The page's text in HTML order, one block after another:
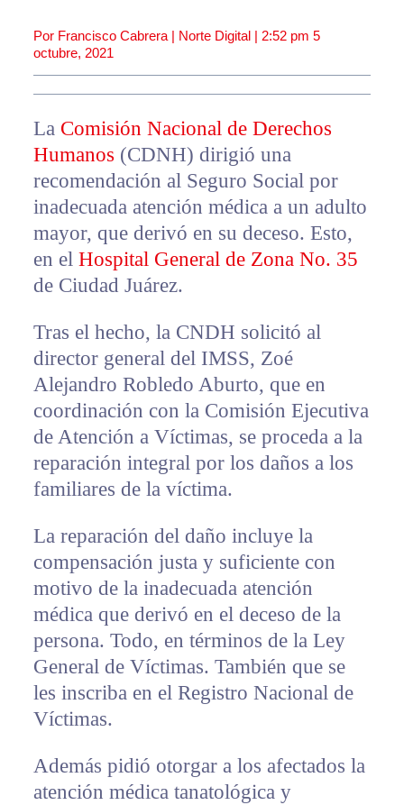
Por Francisco Cabrera | Norte Digital | 2:52 pm 5
octubre, 2021
La Comisión Nacional de Derechos
Humanos (CDNH) dirigió una
recomendación al Seguro Social por
inadecuada atención médica a un adulto
mayor, que derivó en su deceso. Esto,
en el Hospital General de Zona No. 35
de Ciudad Juárez.
Tras el hecho, la CNDH solicitó al
director general del IMSS, Zoé
Alejandro Robledo Aburto, que en
coordinación con la Comisión Ejecutiva
de Atención a Víctimas, se proceda a la
reparación integral por los daños a los
familiares de la víctima.
La reparación del daño incluye la
compensación justa y suficiente con
motivo de la inadecuada atención
médica que derivó en el deceso de la
persona. Todo, en términos de la Ley
General de Víctimas. También que se
les inscriba en el Registro Nacional de
Víctimas.
Además pidió otorgar a los afectados la
atención médica tanatológica y